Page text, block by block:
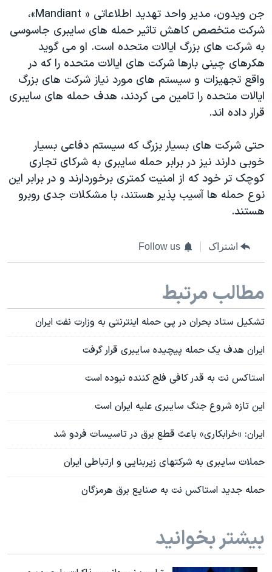
جن ویدون، مدیر واحد تهدید اطلاعاتی « Mandiant»،
شرکت متخصص کاهش تاثیر حمله های سایبری جاسوسی
به شرکت های بزرگ ایالات متحده است. او می گوید
هکرهای چینی بارها شرکت های ایالات متحده را که در
واقع تجهیزات و سیستم های مورد نیاز شرکت های بزرگ
ایالات متحده را تامین می کردند، هدف حمله های سایبری
قرار داده اند.
حتی شرکت های بسیار بزرگ که سیستم دفاعی بسیار
خوبی دارند نیز در برابر حمله سایبری به شرکای تجاری
کوچک تر خود که از امنیت کمتری برخوردارند و در برابر این
نوع حمله ها آسیب پذیر هستند، با مشکلات جدی روبرو
هستند.
اشتراک Follow us
مطالب مرتبط
تشکیل ستاد بحران در پی حمله اینترنتی به وزارت نفت ایران
ایران هدف یک حمله پیچیده سایبری قرار گرفت
استاکس نت به قدر کافی فلج کننده نبوده است
این تازه شروع جنگ سایبری علیه ایران است
ایران: «خرابکاری» باعث قطع برق در تاسیسات فردو شد
حملات سایبری به شرکتهای زیربنایی و ارتباطی ایران
حمله جدید استاکس نت به صنایع برق هرمزگان
بیشتر بخوانید